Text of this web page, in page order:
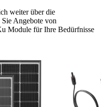
weiter über die
Angebote von
Module für Ihre Bedürfnisse